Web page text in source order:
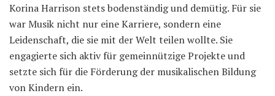
Korina Harrison stets bodenständig und demütig. Für sie
war Musik nicht nur eine Karriere, sondern eine
Leidenschaft, die sie mit der Welt teilen wollte. Sie
engagierte sich aktiv für gemeinnützige Projekte und
setzte sich für die Förderung der musikalischen Bildung
von Kindern ein.